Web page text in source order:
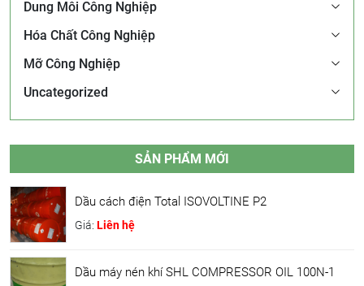
Dung Môi Công Nghiệp
Hóa Chất Công Nghiệp
Mỡ Công Nghiệp
Uncategorized
SẢN PHẨM MỚI
Dầu cách điện Total ISOVOLTINE P2
Giá: Liên hệ
Dầu máy nén khí SHL COMPRESSOR OIL 100N-1